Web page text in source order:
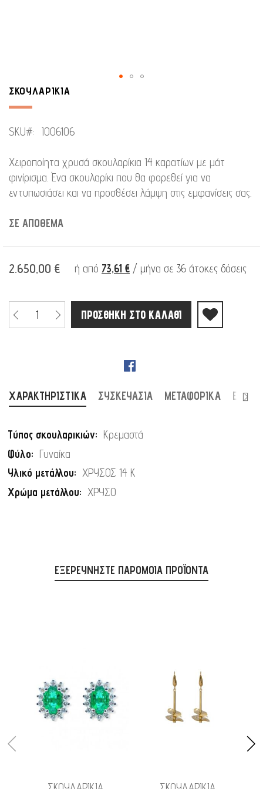
ΣΚΟΥΛΑΡΙΚΙΑ
SKU I006106
Χειροποίητα χρυσά σκουλαρίκια 14 καρατίων με μάτ
φινίρισμα. Ένα σκουλαρίκι που θα φορεθεί για να
εντυπωσιάσει και να προσθέσει λάμψη στις εμφανίσεις σας.
ΣΕ ΑΠΌΘΕΜΑ
2.650,00 € ή από 73,61 € / μήνα σε 36 άτοκες δόσεις
ΠΡΟΣΘΉΚΗ ΣΤΟ ΚΑΛΆΘΙ
Μετάβαση
στην
της
εικόνων
ΧΑΡΑΚΤΗΡΙΣΤΙΚΆ ΣΥΣΚΕΥΑΣΊΑ ΜΕΤΑΦΟΡΙΚΆ
Περισσότερες
Πληροφορίες
Κρεμαστά
Γυναίκα
ΧΡΥΣΟΣ 14 Κ
ΧΡΥΣΟ
ΕΞΕΡΕΥΝΉΣΤΕ ΠΑΡΌΜΟΙΑ ΠΡΟΪΌΝΤΑ